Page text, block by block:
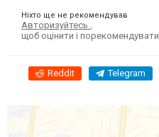
Ніхто ще не рекомендував
Авторизуйтесь
щоб оцінити і порекомендувати
Reddit Telegram